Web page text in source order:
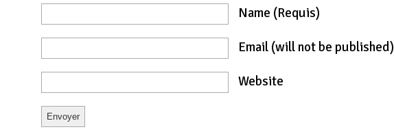
Name (requis)
Email (will not be published)
Website